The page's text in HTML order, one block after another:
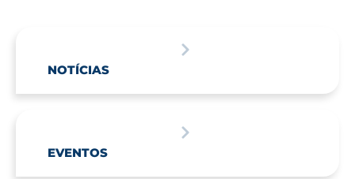
NOTÍCIAS
EVENTOS